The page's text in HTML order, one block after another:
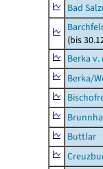
Bad
(bis
Berka v.
Berka/
Buttlar